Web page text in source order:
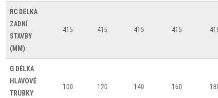
RC DÉLKA
ZADNÍ
STAVBY
(MM)
415 415 415 415
G DÉLKA
HLAVOVÉ
TRUBKY
100 120 140 160